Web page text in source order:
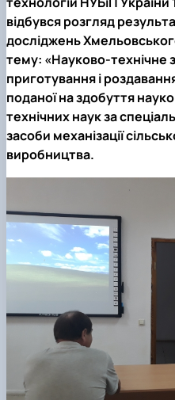
Науковий
технологіях»
відбувсярозгляд
досліджень
тему: «Науково-технічне
приготування і
поданої на здобуття
технічних наук за
засоби механізації
виробництва.